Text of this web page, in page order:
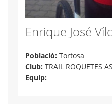
Enrique José
Població: Tortosa
Club: TRAIL ROQUETES
Equip: